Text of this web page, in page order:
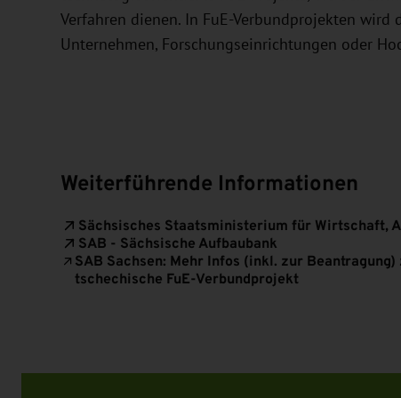
Verfahren dienen. In FuE-Verbundprojekten
Unternehmen, Forschungseinrichtungen oder
Weiterführende Informationen
Sächsisches Staatsministerium für Wirtschaft,
SAB - Sächsische Aufbaubank
SAB Sachsen: Mehr Infos (inkl. zur
tschechische FuE-Verbundprojekt